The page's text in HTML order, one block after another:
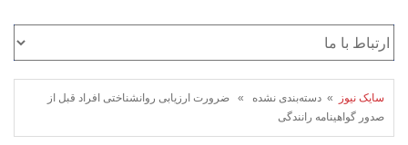
سایک نیوز
» دسته‌بندی نشده » ضرورت ارزیابی روانشناختی افراد قبل از
صدور گواهینامه رانندگی